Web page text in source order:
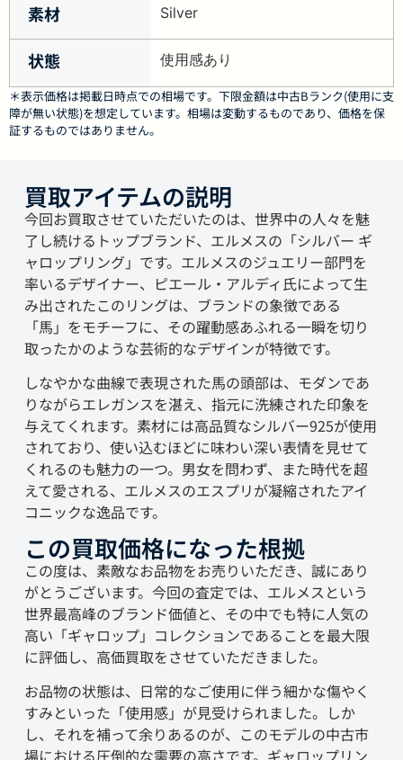
素材 Silver
状態 使用感あり
＊表示価格は掲載日時点での相場です。下限金額は中古Bランク(使用に支
障が無い状態)を想定しています。相場は変動するものであり、価格を保
証するものではありません。
買取アイテムの説明
今回お買取させていただいたのは、世界中の人々を魅
了し続けるトップブランド、エルメスの「シルバー ギ
ャロップリング」です。エルメスのジュエリー部門を
率いるデザイナー、ピエール・アルディ氏によって生
み出されたこのリングは、ブランドの象徴である
「馬」をモチーフに、その躍動感あふれる一瞬を切り
取ったかのような芸術的なデザインが特徴です。
しなやかな曲線で表現された馬の頭部は、モダンであ
りながらエレガンスを湛え、指元に洗練された印象を
与えてくれます。素材には高品質なシルバー925が使用
されており、使い込むほどに味わい深い表情を見せて
くれるのも魅力の一つ。男女を問わず、また時代を超
えて愛される、エルメスのエスプリが凝縮されたアイ
コニックな逸品です。
この買取価格になった根拠
この度は、素敵なお品物をお売りいただき、誠にあり
がとうございます。今回の査定では、エルメスという
世界最高峰のブランド価値と、その中でも特に人気の
高い「ギャロップ」コレクションであることを最大限
に評価し、高価買取をさせていただきました。
お品物の状態は、日常的なご使用に伴う細かな傷やく
すみといった「使用感」が見受けられました。しか
し、それを補って余りあるのが、このモデルの中古市
場における圧倒的な需要の高さです。ギャロップリン